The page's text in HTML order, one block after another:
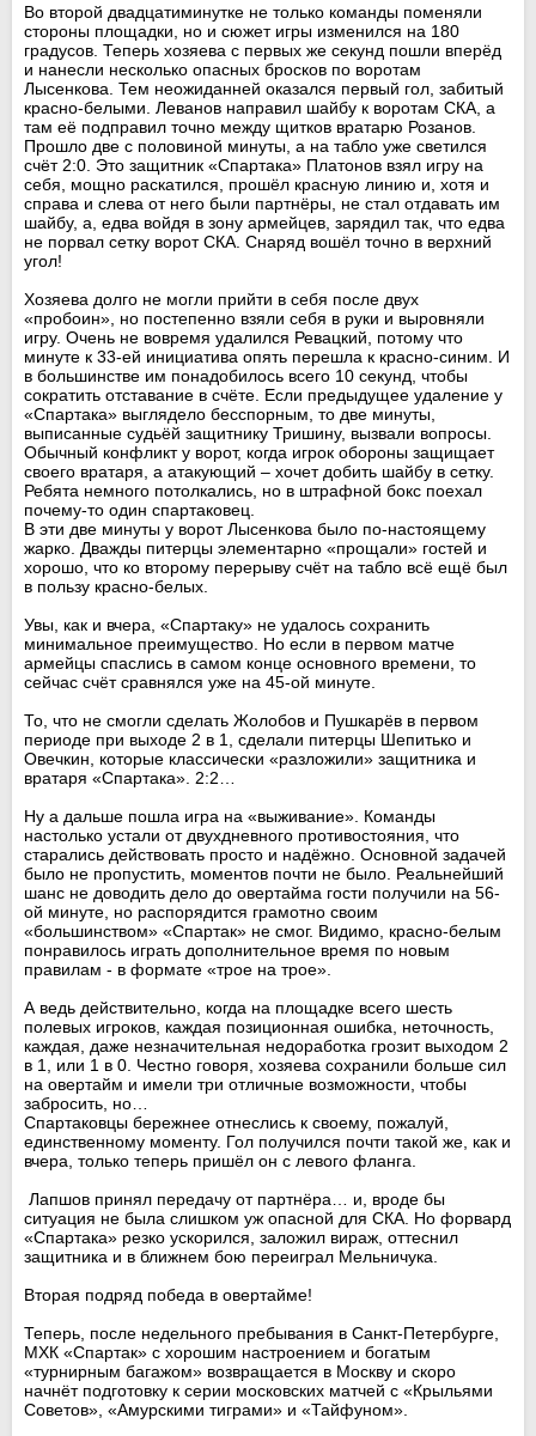
Во второй двадцатиминутке не только команды поменяли
стороны площадки, но и сюжет игры изменился на 180
градусов. Теперь хозяева с первых же секунд пошли вперёд
и нанесли несколько опасных бросков по воротам
Лысенкова. Тем неожиданней оказался первый гол, забитый
красно-белыми. Леванов направил шайбу к воротам СКА, а
там её подправил точно между щитков вратарю Розанов.
Прошло две с половиной минуты, а на табло уже светился
счёт 2:0. Это защитник «Спартака» Платонов взял игру на
себя, мощно раскатился, прошёл красную линию и, хотя и
справа и слева от него были партнёры, не стал отдавать им
шайбу, а, едва войдя в зону армейцев, зарядил так, что едва
не порвал сетку ворот СКА. Снаряд вошёл точно в верхний
угол!
Хозяева долго не могли прийти в себя после двух
«пробоин», но постепенно взяли себя в руки и выровняли
игру. Очень не вовремя удалился Ревацкий, потому что
минуте к 33-ей инициатива опять перешла к красно-синим. И
в большинстве им понадобилось всего 10 секунд, чтобы
сократить отставание в счёте. Если предыдущее удаление у
«Спартака» выглядело бесспорным, то две минуты,
выписанные судьёй защитнику Тришину, вызвали вопросы.
Обычный конфликт у ворот, когда игрок обороны защищает
своего вратаря, а атакующий – хочет добить шайбу в сетку.
Ребята немного потолкались, но в штрафной бокс поехал
почему-то один спартаковец.
В эти две минуты у ворот Лысенкова было по-настоящему
жарко. Дважды питерцы элементарно «прощали» гостей и
хорошо, что ко второму перерыву счёт на табло всё ещё был
в пользу красно-белых.
Увы, как и вчера, «Спартаку» не удалось сохранить
минимальное преимущество. Но если в первом матче
армейцы спаслись в самом конце основного времени, то
сейчас счёт сравнялся уже на 45-ой минуте.
То, что не смогли сделать Жолобов и Пушкарёв в первом
периоде при выходе 2 в 1, сделали питерцы Шепитько и
Овечкин, которые классически «разложили» защитника и
вратаря «Спартака». 2:2…
Ну а дальше пошла игра на «выживание». Команды
настолько устали от двухдневного противостояния, что
старались действовать просто и надёжно. Основной задачей
было не пропустить, моментов почти не было. Реальнейший
шанс не доводить дело до овертайма гости получили на 56-
ой минуте, но распорядится грамотно своим
«большинством» «Спартак» не смог. Видимо, красно-белым
понравилось играть дополнительное время по новым
правилам - в формате «трое на трое».
А ведь действительно, когда на площадке всего шесть
полевых игроков, каждая позиционная ошибка, неточность,
каждая, даже незначительная недоработка грозит выходом 2
в 1, или 1 в 0. Честно говоря, хозяева сохранили больше сил
на овертайм и имели три отличные возможности, чтобы
забросить, но…
Спартаковцы бережнее отнеслись к своему, пожалуй,
единственному моменту. Гол получился почти такой же, как и
вчера, только теперь пришёл он с левого фланга.
Лапшов принял передачу от партнёра… и, вроде бы
ситуация не была слишком уж опасной для СКА. Но форвард
«Спартака» резко ускорился, заложил вираж, оттеснил
защитника и в ближнем бою переиграл Мельничука.
Вторая подряд победа в овертайме!
Теперь, после недельного пребывания в Санкт-Петербурге,
МХК «Спартак» с хорошим настроением и богатым
«турнирным багажом» возвращается в Москву и скоро
начнёт подготовку к серии московских матчей с «Крыльями
Советов», «Амурскими тиграми» и «Тайфуном».